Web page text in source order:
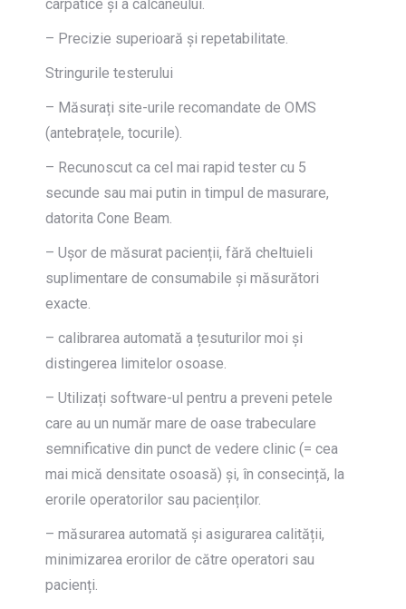
carpatice și a calcaneului.
– Precizie superioară și repetabilitate.
Stringurile testerului
– Măsurați site-urile recomandate de OMS
(antebrațele, tocurile).
– Recunoscut ca cel mai rapid tester cu 5
secunde sau mai putin in timpul de masurare,
datorita Cone Beam.
– Ușor de măsurat pacienții, fără cheltuieli
suplimentare de consumabile și măsurători
exacte.
– calibrarea automată a țesuturilor moi și
distingerea limitelor osoase.
– Utilizați software-ul pentru a preveni petele
care au un număr mare de oase trabeculare
semnificative din punct de vedere clinic (= cea
mai mică densitate osoasă) și, în consecință, la
erorile operatorilor sau pacienților.
– măsurarea automată și asigurarea calității,
minimizarea erorilor de către operatori sau
pacienți.